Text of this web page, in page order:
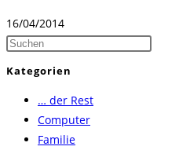
16/04/2014
Press
Kategorien
… der Rest
Computer
Familie